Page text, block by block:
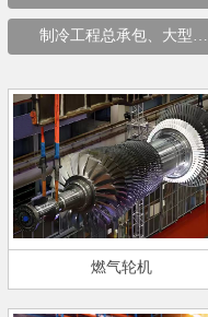
制冷工程总承包、大型…
燃气轮机